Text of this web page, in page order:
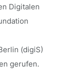
Digitalen
(digiS)
gerufen.